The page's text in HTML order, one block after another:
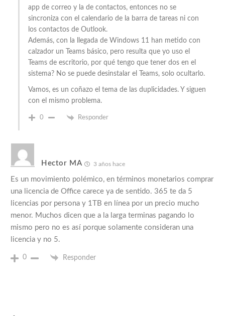
app de correo y la de contactos, entonces no se
sincroniza con el calendario de la barra de tareas ni con
los contactos de Outlook.
Además, con la llegada de Windows 11 han metido con
calzador un Teams básico, pero resulta que yo uso el
Teams de escritorio, por qué tengo que tener dos en el
sistema? No se puede desinstalar el Teams, solo ocultarlo.
Vamos, es un coñazo el tema de las duplicidades. Y siguen
con el mismo problema.
0 Responder
Hector MA 3 años hace
Es un movimiento polémico, en términos monetarios comprar
una licencia de Office carece ya de sentido. 365 te da 5
licencias por persona y 1TB en línea por un precio mucho
menor. Muchos dicen que a la larga terminas pagando lo
mismo pero no es así porque solamente consideran una
licencia y no 5.
0 Responder